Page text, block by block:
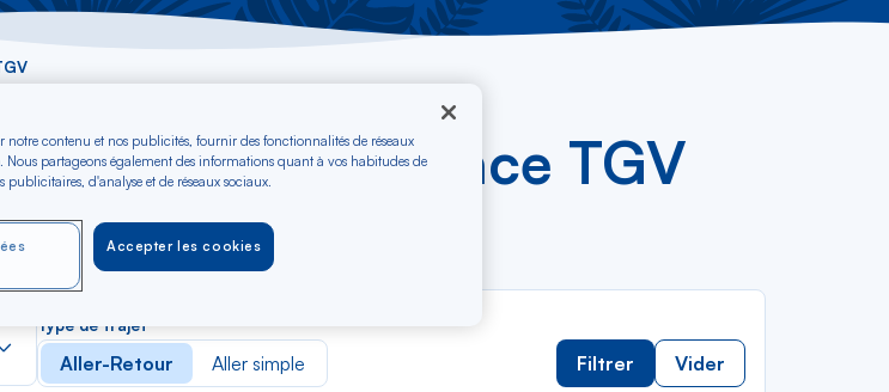
- Aix-en-Provence TGV
Rechercher
dans
la
Type de trajet
Aller-Retour Aller simple Filtrer Vider
notre contenu et nos publicités, fournir des fonctionnalités de réseaux
Nous partageons également des informations quant à vos habitudes de
d'analyse et de réseaux sociaux.
Accepter les cookies